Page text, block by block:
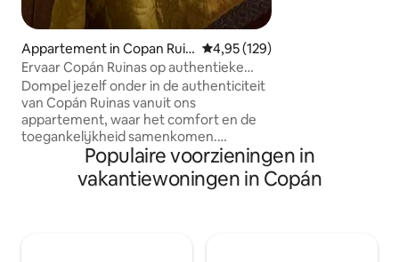
Appartement in Copan Ruin
as
Gemiddelde beoordeling van
4,95 (129)
Ervaar Copán Ruinas op authentieke
wijze
Dompel jezelf onder in de authenticiteit
van Copán Ruinas vanuit ons
appartement, waar het comfort en de
toegankelijkheid samenkomen.
Gelegen aan een hoofdweg, op slechts
vijf minuten rijden met de auto of
motortaxi van het Bird Park of Canopy,
Populaire voorzieningen in
vakantiewoningen in Copán